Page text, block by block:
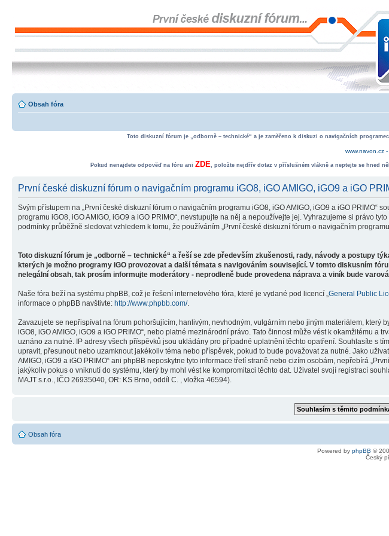
Obsah fóra
Toto diskuzní fórum je „odborně – technické“ a je zaměřeno k diskuzi o navigačních
www.navon.cz
Pokud nenajdete odpověď na fóru ani ZDE, položte nejdřív dotaz v příslušném vlákně a neptejte se hned
První české diskuzní fórum o navigačním programu iGO8, iGO AMIGO, iGO9 a iGO
Svým přístupem na „První české diskuzní fórum o navigačním programu iGO8, iGO AMIGO, iGO9 a iGO
programu iGO8, iGO AMIGO, iGO9 a iGO PRIMO“, nevstupujte na něj a nepoužívejte jej. Vyhrazujeme si právo
podmínky průběžně sledovat vzhledem k tomu, že používáním „První české diskuzní fórum o navigačním
Toto diskuzní fórum je „odborně – technické“ a řeší se zde především zkušenosti, rady, návody a postupy
kterých je možno programy iGO provozovat a další témata s navigováním související. V tomto diskusním
nelegální obsah, tak prosím informujte moderátory - neprodleně bude provedena náprava a viník bude
Naše fóra beží na systému phpBB, což je řešení internetového fóra, které je vydané pod licencí „General Public
informace o phpBB navštivte: http://www.phpbb.com/.
Zavazujete se nepřispívat na fórum pohoršujícím, hanlivým, nevhodným, vulgárním nebo jiným materiálem,
iGO8, iGO AMIGO, iGO9 a iGO PRIMO“, nebo platné mezinárodní právo. Tato činnost může vést k okamžitému
uznáno za nutné. IP adresy všech příspěvků jsou ukládány pro případné uplatnění těchto opatření. Souhlasíte s
upravit, přesunout nebo uzamknout jakékoliv téma nebo příspěvek, pokud to bude považovat za nutné. Jako
AMIGO, iGO9 a iGO PRIMO“ ani phpBB neposkytne tyto informace třetí straně nebo cizím osobám, nepřebírá
jakýkoliv pokus o vniknutí do systému, který by mohl vést ke kompromitaci těchto dat. Uživatel svojí registrací
MAJT s.r.o., IČO 26935040, OR: KS Brno, oddíl C. , vložka 46594).
Obsah fóra
Powered by phpBB ©
Český